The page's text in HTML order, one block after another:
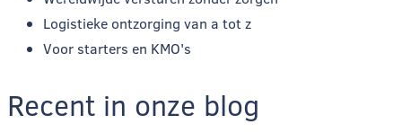
Logistieke ontzorging van a tot z
Voor starters en KMO's
Recent in onze blog